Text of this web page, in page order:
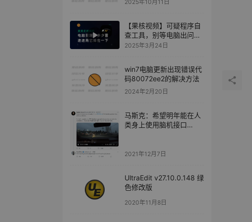
2025年10月11日
【果核视频】可疑程序自
查工具，别等电脑出问题
了再后悔
2025年3月24日
win7电脑更新出现错误代
码80072ee2的解决方法
2024年2月20日
马斯克：希望明年能在人
类身上使用脑机接口
2021年12月7日
UltraEdit v27.10.0.148 绿
色修改版
2020年11月8日